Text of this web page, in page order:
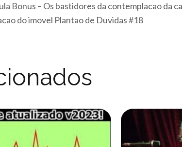
Bonus – Os bastidores da contemplacao da
do imovel Plantao de Duvidas #18